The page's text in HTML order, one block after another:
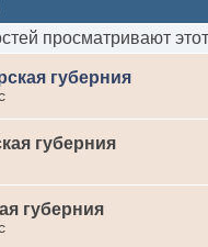
просматривают
губерния
губерния
губерния